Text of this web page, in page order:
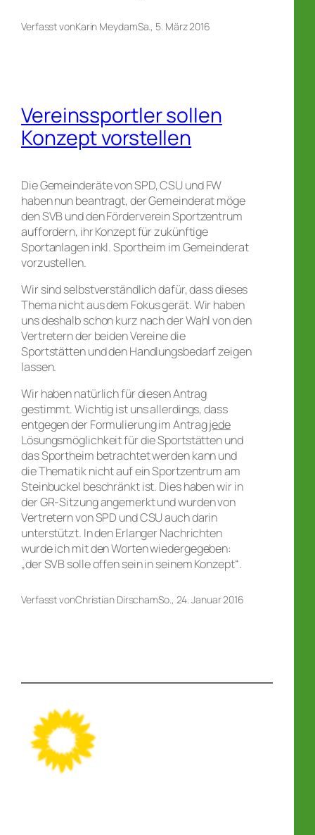
Verfasst vonKarin MeydamSa., 5. März 2016
Vereinssportler sollen
Konzept vorstellen
Die Gemeinderäte von SPD, CSU und FW
haben nun beantragt, der Gemeinderat möge
den SVB und den Förderverein Sportzentrum
auffordern, ihr Konzept für zukünftige
Sportanlagen inkl. Sportheim im Gemeinderat
vorzustellen.
Wir sind selbstverständlich dafür, dass dieses
Thema nicht aus dem Fokus gerät. Wir haben
uns deshalb schon kurz nach der Wahl von den
Vertretern der beiden Vereine die
Sportstätten und den Handlungsbedarf zeigen
lassen.
Wir haben natürlich für diesen Antrag
gestimmt. Wichtig ist uns allerdings, dass
entgegen der Formulierung im Antragjede
Lösungsmöglichkeit für die Sportstätten und
das Sportheim betrachtet werden kann und
die Thematik nicht auf ein Sportzentrum am
Steinbuckel beschränkt ist. Dies haben wir in
der GR-Sitzung angemerkt und wurden von
Vertretern von SPD und CSU auch darin
unterstützt. In den Erlanger Nachrichten
wurde ich mit den Worten wiedergegeben:
„der SVB solle offen sein in seinem Konzept“.
Verfasst vonChristian DirschamSo., 24. Januar 2016